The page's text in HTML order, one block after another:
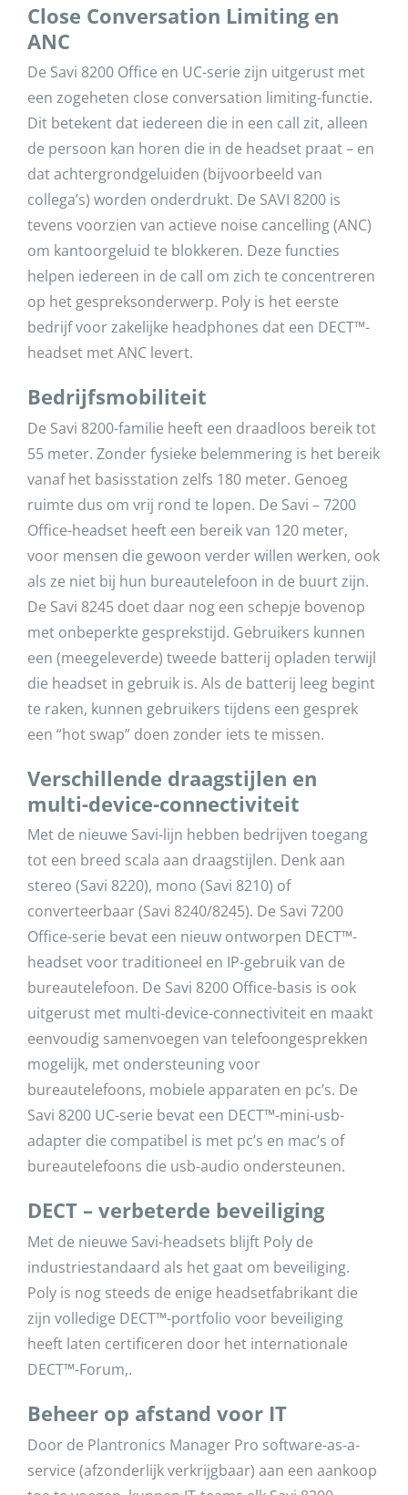
Close Conversation Limiting en
ANC
De Savi 8200 Office en UC-serie zijn uitgerust met
een zogeheten close conversation limiting-functie.
Dit betekent dat iedereen die in een call zit, alleen
de persoon kan horen die in de headset praat – en
dat achtergrondgeluiden (bijvoorbeeld van
collega’s) worden onderdrukt. De SAVI 8200 is
tevens voorzien van actieve noise cancelling (ANC)
om kantoorgeluid te blokkeren. Deze functies
helpen iedereen in de call om zich te concentreren
op het gespreksonderwerp. Poly is het eerste
bedrijf voor zakelijke headphones dat een DECT™-
headset met ANC levert.
Bedrijfsmobiliteit
De Savi 8200-familie heeft een draadloos bereik tot
55 meter. Zonder fysieke belemmering is het bereik
vanaf het basisstation zelfs 180 meter. Genoeg
ruimte dus om vrij rond te lopen. De Savi – 7200
Office-headset heeft een bereik van 120 meter,
voor mensen die gewoon verder willen werken, ook
als ze niet bij hun bureautelefoon in de buurt zijn.
De Savi 8245 doet daar nog een schepje bovenop
met onbeperkte gesprekstijd. Gebruikers kunnen
een (meegeleverde) tweede batterij opladen terwijl
die headset in gebruik is. Als de batterij leeg begint
te raken, kunnen gebruikers tijdens een gesprek
een “hot swap” doen zonder iets te missen.
Verschillende draagstijlen en
multi-device-connectiviteit
Met de nieuwe Savi-lijn hebben bedrijven toegang
tot een breed scala aan draagstijlen. Denk aan
stereo (Savi 8220), mono (Savi 8210) of
converteerbaar (Savi 8240/8245). De Savi 7200
Office-serie bevat een nieuw ontworpen DECT™-
headset voor traditioneel en IP-gebruik van de
bureautelefoon. De Savi 8200 Office-basis is ook
uitgerust met multi-device-connectiviteit en maakt
eenvoudig samenvoegen van telefoongesprekken
mogelijk, met ondersteuning voor
bureautelefoons, mobiele apparaten en pc’s. De
Savi 8200 UC-serie bevat een DECT™-mini-usb-
adapter die compatibel is met pc’s en mac’s of
bureautelefoons die usb-audio ondersteunen.
DECT – verbeterde beveiliging
Met de nieuwe Savi-headsets blijft Poly de
industriestandaard als het gaat om beveiliging.
Poly is nog steeds de enige headsetfabrikant die
zijn volledige DECT™-portfolio voor beveiliging
heeft laten certificeren door het internationale
DECT™-Forum,.
Beheer op afstand voor IT
Door de Plantronics Manager Pro software-as-a-
service (afzonderlijk verkrijgbaar) aan een aankoop